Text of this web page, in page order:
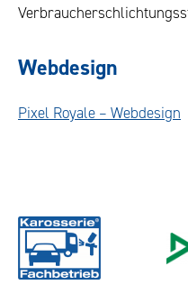
Webdesign
Pixel Royale – Webdesign